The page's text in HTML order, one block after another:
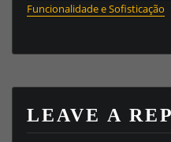
Funcionalidade e Sofisticação
LEAVE A